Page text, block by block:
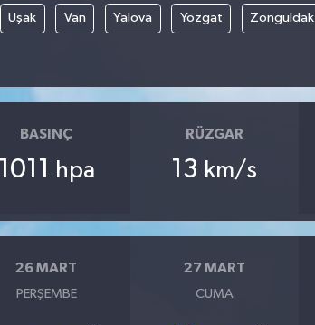
Uşak Van Yalova Yozgat Zonguldak
BASINÇ
1011 hpa
RÜZGAR
13 km/s
26 MART
PERŞEMBE
27 MART
CUMA